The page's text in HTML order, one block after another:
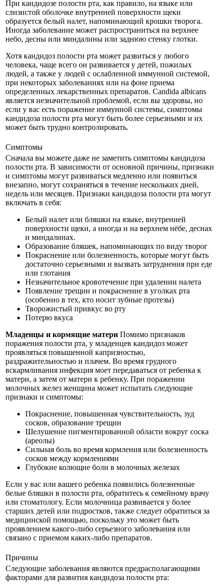
При кандидозе полости рта, как правило, на языке или
слизистой оболочке внутренней поверхности щеки
образуется белый налет, напоминающий крошки творога.
Иногда заболевание может распространиться на верхнее
небо, десны или миндалины или заднюю стенку глотки.
Хотя кандидоз полости рта может развиться у любого
человека, чаще всего он развивается у детей, пожилых
людей, а также у людей с ослабленной иммунной системой,
при некоторых заболеваниях или на фоне приема
определенных лекарственных препаратов. Candida albicans
является незначительной проблемой, если вы здоровы, но
если у вас есть поражение иммунной системы, симптомы
кандидоза полости рта могут быть более серьезными и их
может быть трудно контролировать.
Симптомы
Сначала вы можете даже не заметить симптомы кандидоза
полости рта. В зависимости от основной причины, признаки
и симптомы могут развиваться медленно или появиться
внезапно, могут сохраняться в течение нескольких дней,
недель или месяцев. Признаки кандидоза полости рта могут
включать в себя:
Белый налет или бляшки на языке, внутренней
поверхности щеки, а иногда и на верхнем нёбе, деснах
и миндалинах.
Образование бляшек, напоминающих по виду творог
Покраснение или болезненность, которые могут быть
достаточно серьезными и вызвать затруднения при еде
или глотания
Незначительное кровотечение при удалении налета
Появление трещин и покраснение в уголках рта
(особенно в тех, кто носит зубные протезы)
Творожистый привкус во рту
Потерю вкуса
Младенцы и кормящие матери Помимо признаков
поражения полости рта, у младенцев кандидоз может
проявляться повышенной капризностью,
раздражительностью и плачем. Во время грудного
вскармливания инфекция моет передаваться от ребенка к
матери, а затем от матери к ребенку. При поражении
молочных желез женщина может испытать следующие
признаки и симптомы:
Покраснение, повышенная чувствительность, зуд
сосков, образование трещин
Шелушение пигментированной области вокруг соска
(ареолы)
Сильная боль во время кормления или болезненность
сосков между кормлениями
Глубокие колющие боли в молочных железах
Если у вас или вашего ребенка появились болезненные
белые бляшки в полости рта, обратитесь к семейному врачу
или стоматологу. Если молочница развивается у более
старших детей или подростков, также следует обратиться за
медицинской помощью, поскольку это может быть
проявлением какого-либо серьезного заболевания или
связано с приемом каких-либо препаратов.
Причины
Следующие заболевания являются предрасполагающими
факторами для развития кандидоза полости рта: